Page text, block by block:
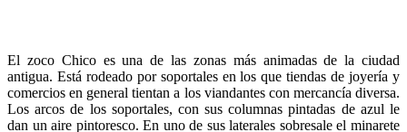
El zoco Chico es una de las zonas más animadas de la ciudad
antigua. Está rodeado por soportales en los que tiendas de joyería y
comercios en general tientan a los viandantes con mercancía diversa.
Los arcos de los soportales, con sus columnas pintadas de azul le
dan un aire pintoresco. En uno de sus laterales sobresale el minarete